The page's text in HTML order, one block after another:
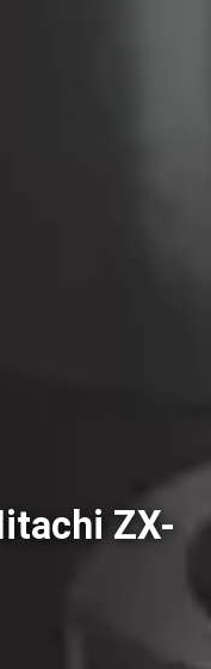
ZX-